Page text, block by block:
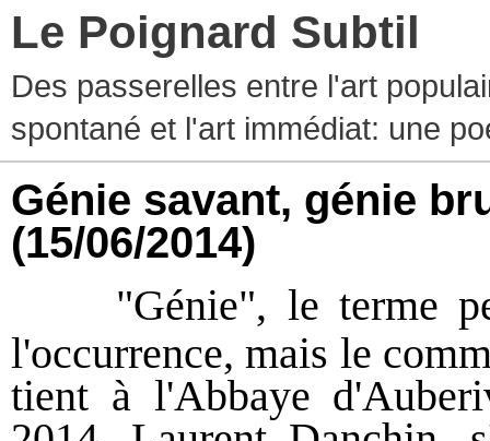
Le Poignard Subtil
Des passerelles entre l'art
spontané et l'art immédiat: une
Génie savant, génie
(15/06/2014)
"Génie", le terme
l'occurrence, mais le
tient à l'Abbaye